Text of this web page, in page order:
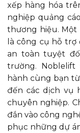
xếp hàng hóa
nghiệp quảng
thương hiệu.
là công cụ hỗ trợ
an toàn tuyệt
trường.
hành cùng bạn
đến các dịch vụ
chuyên nghiệp.
đắn vào công
phục những dự